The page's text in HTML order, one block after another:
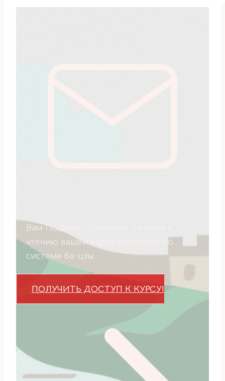
Вам Подарок! Получите 3 ключа к
чтению вашей карты рождения по
системе ба-цзы…
ПОЛУЧИТЬ ДОСТУП К КУРСУ!